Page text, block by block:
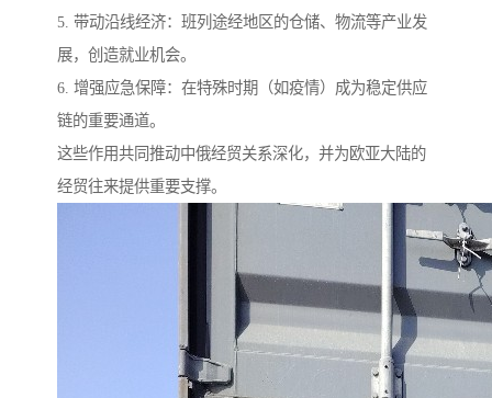
5. 带动沿线经济：班列途经地区的仓储、物流等产业发
展，创造就业机会。
6. 增强应急保障：在特殊时期（如疫情）成为稳定供应
链的重要通道。
这些作用共同推动中俄经贸关系深化，并为欧亚大陆的
经贸往来提供重要支撑。